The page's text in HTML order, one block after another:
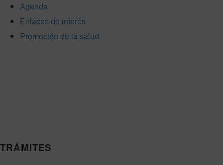
Agenda
Enlaces de interés
Promoción de la salud
TRÁMITES